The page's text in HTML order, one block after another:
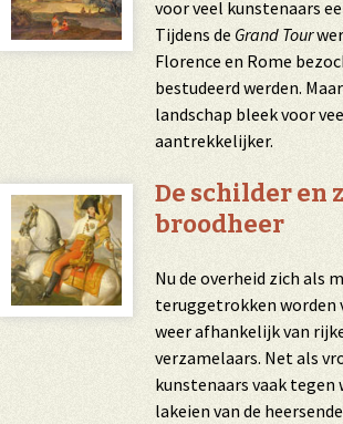
voor veel kunstenaars
Tijdens de Grand Tour
Florence en Rome
bestudeerd werden.
landschap bleek voor
aantrekkelijker.
De schilder en
broodheer
Nu de overheid zich als
teruggetrokken worden
weer afhankelijk van
verzamelaars. Net als
kunstenaars vaak tegen
lakeien van de